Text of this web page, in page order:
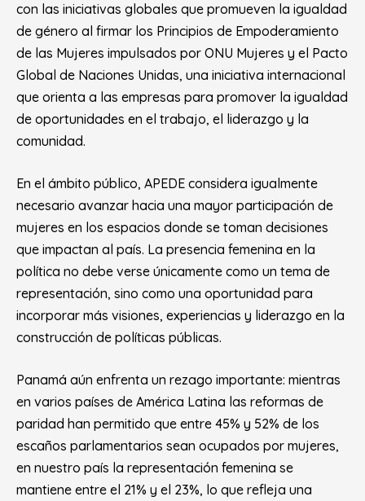
con las iniciativas globales que promueven la igualdad
de género al firmar los Principios de Empoderamiento
de las Mujeres impulsados por ONU Mujeres y el Pacto
Global de Naciones Unidas, una iniciativa internacional
que orienta a las empresas para promover la igualdad
de oportunidades en el trabajo, el liderazgo y la
comunidad.
En el ámbito público, APEDE considera igualmente
necesario avanzar hacia una mayor participación de
mujeres en los espacios donde se toman decisiones
que impactan al país. La presencia femenina en la
política no debe verse únicamente como un tema de
representación, sino como una oportunidad para
incorporar más visiones, experiencias y liderazgo en la
construcción de políticas públicas.
Panamá aún enfrenta un rezago importante: mientras
en varios países de América Latina las reformas de
paridad han permitido que entre 45% y 52% de los
escaños parlamentarios sean ocupados por mujeres,
en nuestro país la representación femenina se
mantiene entre el 21% y el 23%, lo que refleja una